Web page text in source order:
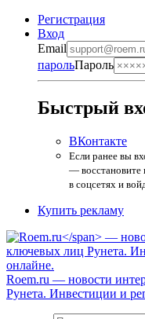
Регистрация
Вход
Email
парольПароль
Быстрый
ВКонтакте
Если ранее вы
— восстановите
в соцсетях и
Купить рекламу
Roem.ru — новости
Рунета. Инвестиции и